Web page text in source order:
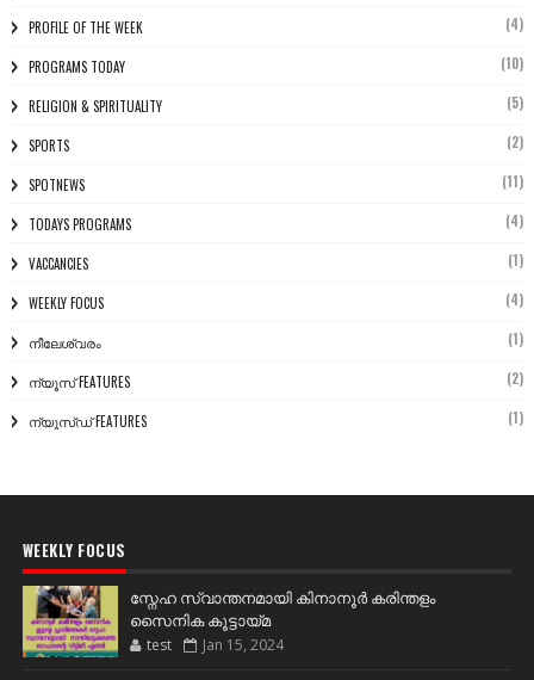
PROFILE OF THE WEEK (4)
PROGRAMS TODAY (10)
RELIGION & SPIRITUALITY (5)
SPORTS (2)
SPOTNEWS (11)
TODAYS PROGRAMS (4)
VACCANCIES (1)
WEEKLY FOCUS (4)
നീലേശ്വരം (1)
ന്യൂസ് FEATURES (2)
ന്യൂസ്ഡ് FEATURES (1)
WEEKLY FOCUS
സ്നേഹ സ്വാന്തനമായി കിനാനൂർ കരിന്തളം
സൈനിക കൂട്ടായ്മ
test Jan 15, 2024